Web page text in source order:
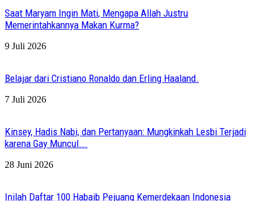
Saat Maryam Ingin Mati, Mengapa Allah Justru
Memerintahkannya Makan Kurma?
9 Juli 2026
Belajar dari Cristiano Ronaldo dan Erling Haaland.
7 Juli 2026
Kinsey, Hadis Nabi, dan Pertanyaan: Mungkinkah Lesbi Terjadi
karena Gay Muncul...
28 Juni 2026
Inilah Daftar 100 Habaib Pejuang Kemerdekaan Indonesia